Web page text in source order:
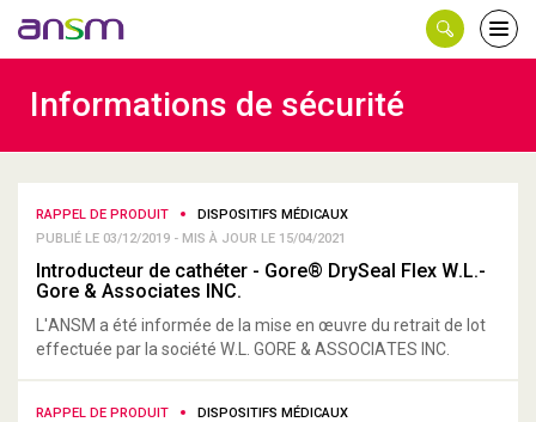
le
Informations de sécurité
RAPPEL DE PRODUIT
DISPOSITIFS MÉDICAUX
PUBLIÉ LE 03/12/2019 - MIS À JOUR LE 15/04/2021
Introducteur de cathéter - Gore® DrySeal Flex W.L.-
Gore & Associates INC.
L'ANSM a été informée de la mise en œuvre du retrait de lot
effectuée par la société W.L. GORE & ASSOCIATES INC.
RAPPEL DE PRODUIT
DISPOSITIFS MÉDICAUX